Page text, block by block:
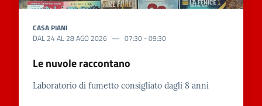
CASA PIANI
DAL 24 AL 28AGO 2026 07:30 -09:30
Le nuvole raccontano
Laboratorio di fumetto consigliato dagli 8 anni